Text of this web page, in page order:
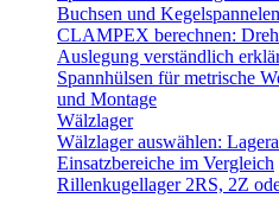
Buchsen und
CLAMPEX berechnen:
Auslegung verständlich
Spannhülsen für metrische
und Montage
Wälzlager
Wälzlager auswählen:
Einsatzbereiche im Vergleich
Rillenkugellager 2RS, 2Z